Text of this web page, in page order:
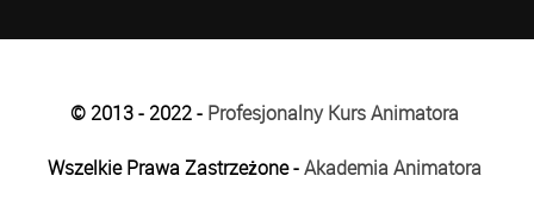
© 2013 - 2022 - Profesjonalny Kurs Animatora
Wszelkie Prawa Zastrzeżone -Akademia Animatora